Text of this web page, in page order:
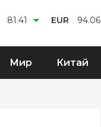
81.41 EUR 94.06
Мир Китай